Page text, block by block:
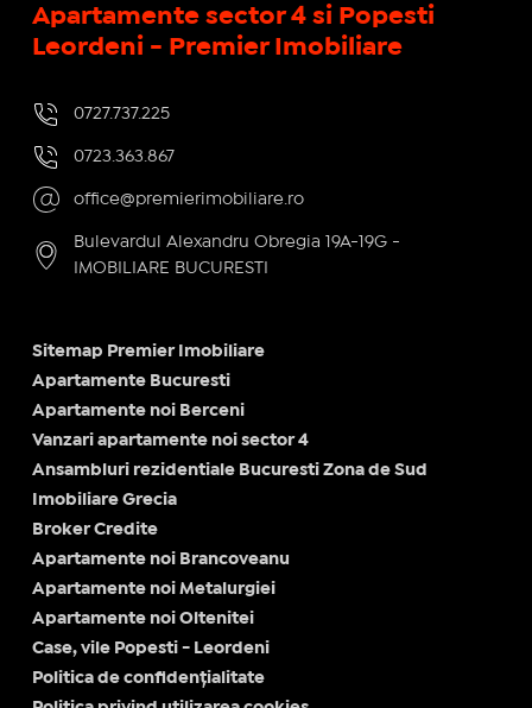
Apartamente sector 4 si Popesti
Leordeni - Premier Imobiliare
0727.737.225
0723.363.867
office@premierimobiliare.ro
Bulevardul Alexandru Obregia 19A-19G -
IMOBILIARE BUCURESTI
Sitemap Premier Imobiliare
Apartamente Bucuresti
Apartamente noi Berceni
Vanzari apartamente noi sector 4
Ansambluri rezidentiale Bucuresti Zona de Sud
Imobiliare Grecia
Broker Credite
Apartamente noi Brancoveanu
Apartamente noi Metalurgiei
Apartamente noi Oltenitei
Case, vile Popesti - Leordeni
Politica de confidențialitate